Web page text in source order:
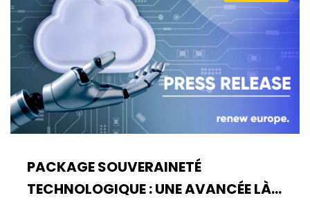
PACKAGE SOUVERAINETÉ
TECHNOLOGIQUE : UNE AVANCÉE LÀ